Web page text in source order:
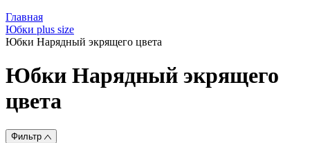
Главная
Юбки plus size
Юбки Нарядный экрящего цвета
Юбки Нарядный экрящего
цвета
Фильтр